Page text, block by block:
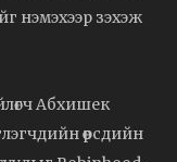
нэмэхээр зэхэж
Абхишек
өөрсдийн